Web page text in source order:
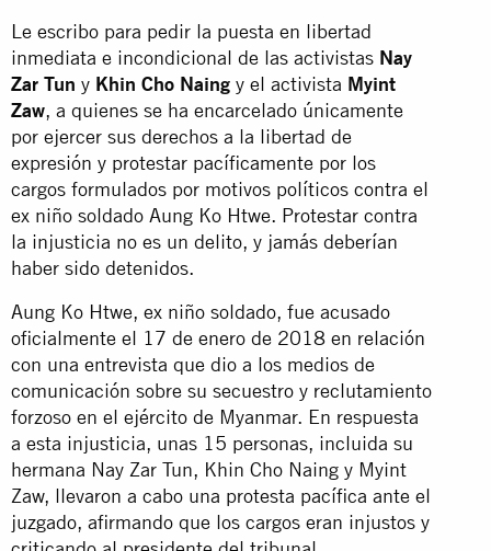
Le escribo para pedir la puesta en libertad
inmediata e incondicional de las activistas Nay
Zar Tun y Khin Cho Naing y el activista Myint
Zaw, a quienes se ha encarcelado únicamente
por ejercer sus derechos a la libertad de
expresión y protestar pacíficamente por los
cargos formulados por motivos políticos contra el
ex niño soldado Aung Ko Htwe. Protestar contra
la injusticia no es un delito, y jamás deberían
haber sido detenidos.
Aung Ko Htwe, ex niño soldado, fue acusado
oficialmente el 17 de enero de 2018 en relación
con una entrevista que dio a los medios de
comunicación sobre su secuestro y reclutamiento
forzoso en el ejército de Myanmar. En respuesta
a esta injusticia, unas 15 personas, incluida su
hermana Nay Zar Tun, Khin Cho Naing y Myint
Zaw, llevaron a cabo una protesta pacífica ante el
juzgado, afirmando que los cargos eran injustos y